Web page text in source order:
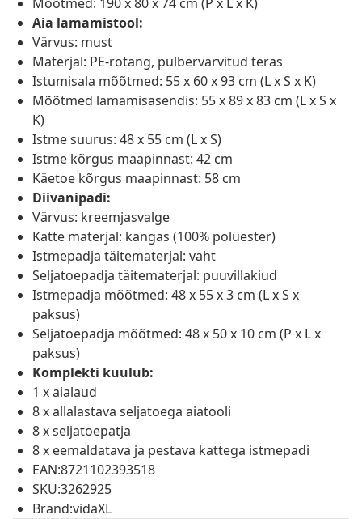
Aia lamamistool:
Värvus: must
Materjal: PE-rotang, pulbervärvitud teras
Istumisala mõõtmed: 55 x 60 x 93 cm (L x S x K)
Mõõtmed lamamisasendis: 55 x 89 x 83 cm (L x S x
K)
Istme suurus: 48 x 55 cm (L x S)
Istme kõrgus maapinnast: 42 cm
Käetoe kõrgus maapinnast: 58 cm
Diivanipadi:
Värvus: kreemjasvalge
Katte materjal: kangas (100% polüester)
Istmepadja täitematerjal: vaht
Seljatoepadja täitematerjal: puuvillakiud
Istmepadja mõõtmed: 48 x 55 x 3 cm (L x S x
paksus)
Seljatoepadja mõõtmed: 48 x 50 x 10 cm (P x L x
paksus)
Komplekti kuulub:
1 x aialaud
8 x allalastava seljatoega aiatooli
8 x seljatoepatja
8 x eemaldatava ja pestava kattega istmepadi
EAN:8721102393518
SKU:3262925
Brand:vidaXL